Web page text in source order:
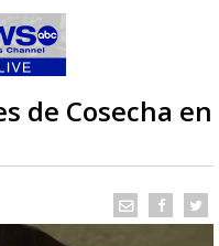
de Cosecha en